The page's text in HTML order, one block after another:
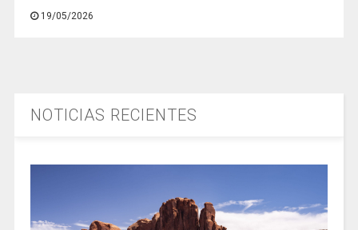
19/05/2026
NOTICIAS RECIENTES